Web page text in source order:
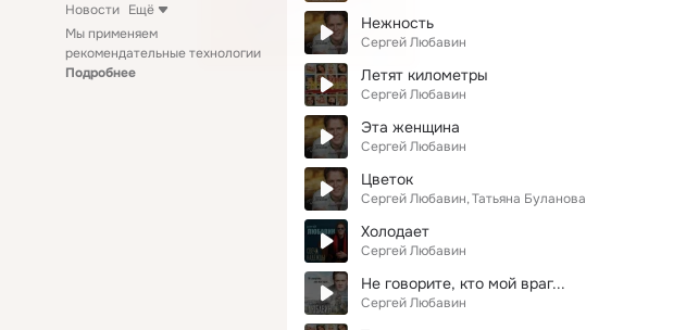
Новости Ещё
Мы применяем
рекомендательные технологии
Подробнее
Нежность
Сергей Любавин
Летят километры
Сергей Любавин
Эта женщина
Сергей Любавин
Цветок
Сергей Любавин Татьяна Буланова
Холодает
Сергей Любавин
Не говорите, кто мой враг...
Сергей Любавин